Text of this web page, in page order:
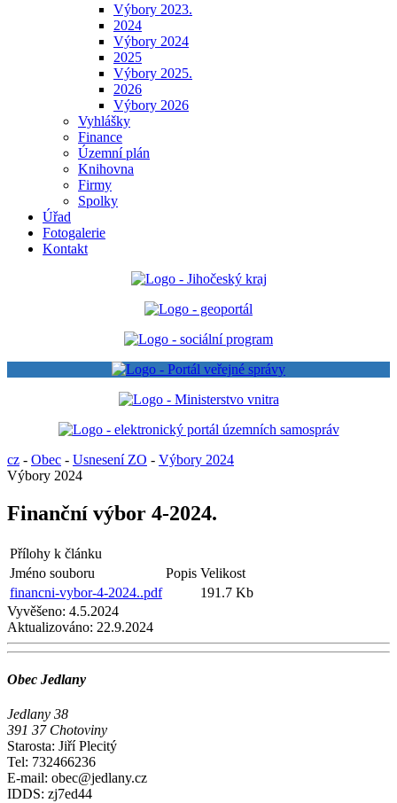
Výbory 2023.
2024
Výbory 2024
2025
Výbory 2025.
2026
Výbory 2026
Vyhlášky
Finance
Územní plán
Knihovna
Firmy
Spolky
Úřad
Fotogalerie
Kontakt
cz - Obec - Usnesení ZO - Výbory 2024
Výbory 2024
Finanční výbor 4-2024.
Přílohy k článku
Jméno souboru
Popis Velikost
financni-vybor-4-2024..pdf
191.7 Kb
Vyvěšeno: 4.5.2024
Aktualizováno: 22.9.2024
Obec Jedlany
Jedlany 38
391 37 Chotoviny
Starosta: Jiří Plecitý
Tel: 732466236
E-mail: obec@jedlany.cz
IDDS: zj7ed44